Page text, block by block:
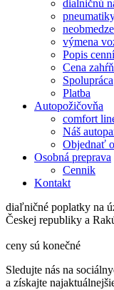
dialničnú
výmena
Popis
Cena
Spolupráca
Platba
Autopožičovňa
comfort
Náš
Objednať
Osobná preprava
Cennik
Kontakt
diaľničné poplatky na
Českej republiky a
ceny sú konečné
Sledujte nás na
a získajte